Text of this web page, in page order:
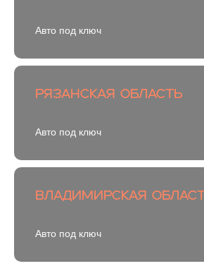
Авто под ключ
Рязанская область
Авто под ключ
Владимирская
Авто под ключ